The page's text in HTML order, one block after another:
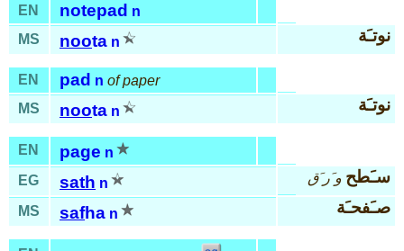
EN notepad n
MS
noota n نوتـَة
EN pad n of paper
MS
noota n نوتـَة
EN page n
EG
sath n سـَطح و َر َق
MS safha n صـَفحـَة